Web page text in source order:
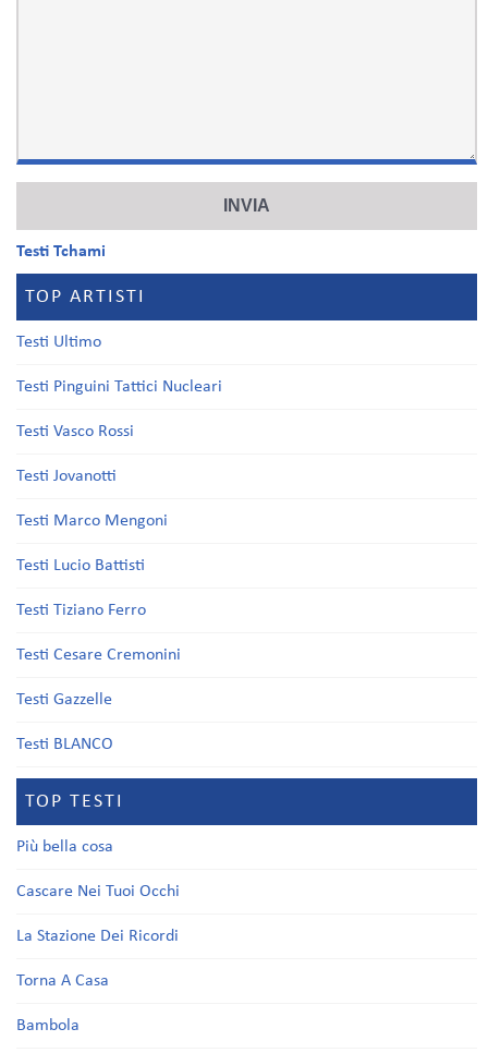
Testi Tchami
TOP ARTISTI
Testi Ultimo
Testi Pinguini Tattici Nucleari
Testi Vasco Rossi
Testi Jovanotti
Testi Marco Mengoni
Testi Lucio Battisti
Testi Tiziano Ferro
Testi Cesare Cremonini
Testi Gazzelle
Testi BLANCO
TOP TESTI
Più bella cosa
Cascare Nei Tuoi Occhi
La Stazione Dei Ricordi
Torna A Casa
Bambola